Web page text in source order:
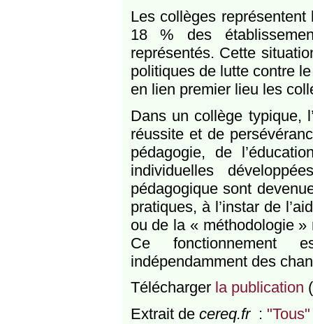
Les collèges
18 % des
représentés. Cette
politiques de lutte contre
en lien premier lieu les
Dans un collège typique,
réussite et de
pédagogie, de
individuelles
pédagogique sont
pratiques, à l’instar de
ou de la « méthodologie
Ce fonctionnement
indépendamment des
Télécharger la publication
Extrait de cereq.fr :